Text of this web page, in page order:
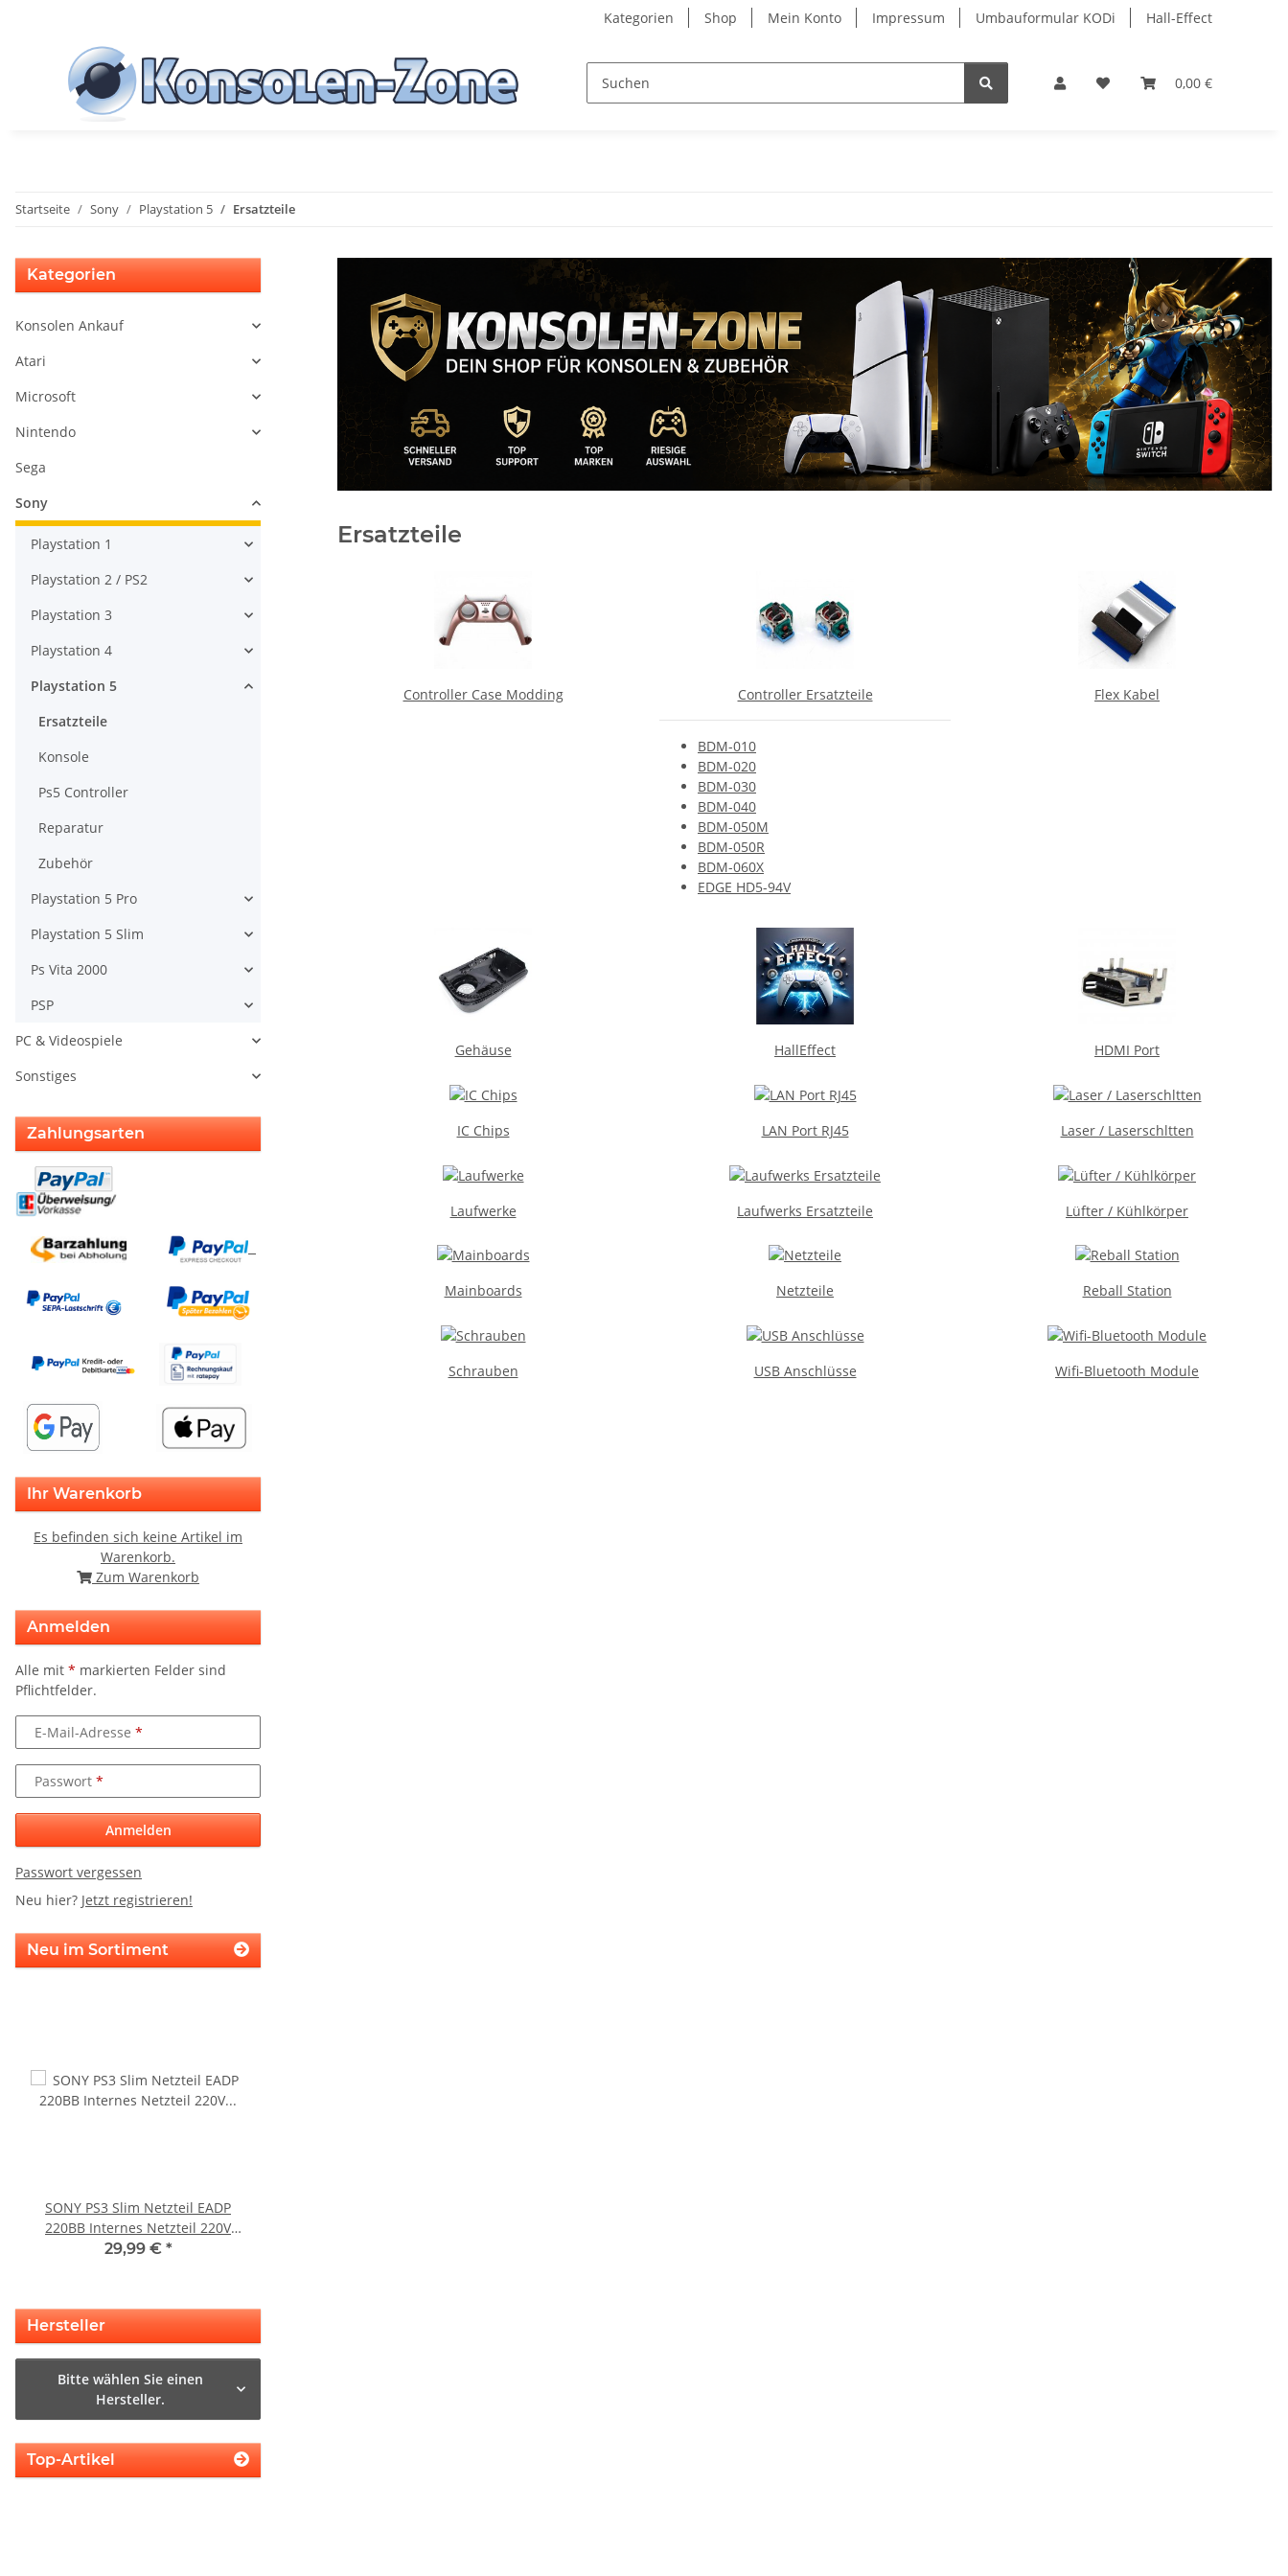
Kategorien Shop Mein Konto Impressum Umbauformular KODi Hall-Effect
0,00 €
Startseite Sony Playstation 5 Ersatzteile
Ersatzteile
Controller Case Modding Controller Ersatzteile
BDM-010
BDM-020
BDM-030
BDM-040
BDM-050M
BDM-050R
BDM-060X
EDGE HD5-94V
Flex Kabel
Gehäuse HallEffect HDMI Port
IC Chips LAN Port RJ45 Laser / Laserschltten
Laufwerke Laufwerks Ersatzteile Lüfter / Kühlkörper
Mainboards Netzteile Reball Station
Schrauben USB Anschlüsse Wifi-Bluetooth Module
Kategorien
Konsolen Ankauf
Atari
Microsoft
Nintendo
Sega
Sony
Playstation 1
Playstation 2 / PS2
Playstation 3
Playstation 4
Playstation 5
Ersatzteile
Konsole
Ps5 Controller
Reparatur
Zubehör
Playstation 5 Pro
Playstation 5 Slim
Ps Vita 2000
PSP
PC & Videospiele
Sonstiges
Zahlungsarten
Ihr Warenkorb
Es befinden sich keine Artikel im
Warenkorb.
Zum Warenkorb
Anmelden
Alle mit * markierten Felder sind
Pflichtfelder.
E-Mail-Adresse
Passwort
Anmelden
Passwort vergessen
Neu hier? Jetzt registrieren!
Neu im Sortiment
SONY PS3 Slim Netzteil EADP
220BB Internes Netzteil 220V
gebraucht
29,99 € *
Hersteller
Bitte wählen Sie einen
Hersteller.
Top-Artikel